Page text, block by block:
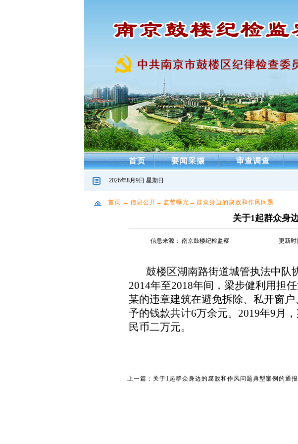
首页 要闻采撷 审查调查
2026年8月9日 星期日
首页 → 信息公开 → 监督曝光 → 群众身边的腐败和作风问题
关于1起群众身
信息来源： 南京鼓楼纪检监察 更新时
鼓楼区湖南路街道城管执法中队
2014年至2018年间，梁步健利用担
某的违章建筑在避免拆除、私开窗
予的钱款共计6万余元。 2019年9月
民币二万元。
上一篇：关于1起群众身边的腐败和作风问题典型案例的通报